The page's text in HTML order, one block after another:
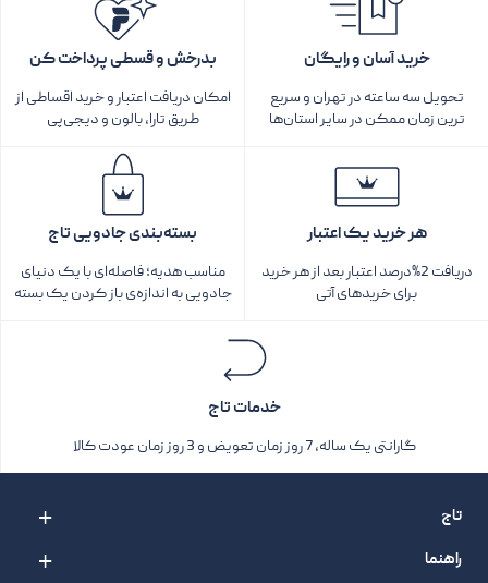
خرید آسان و رایگان
تحویل سه ساعته در تهران و سریع
ترین زمان ممکن در سایر استان‌ها
بدرخش و قسطی پرداخت کن
امکان دریافت اعتبار و خرید اقساطی از
طریق تارا، بالون و دیجی‌پی
هر خرید یک اعتبار
دریافت 2%درصد اعتبار بعد از هر خرید
برای خریدهای آتی
بسته‌بندی جادویی تاج
مناسب هدیه؛ فاصله‌ای با یک دنیای
جادویی به اندازه‌ی باز کردن یک بسته‌
خدمات تاج
گارانتی یک ساله، 7 روز زمان تعویض و 3 روز زمان عودت کالا
تاج
راهنما